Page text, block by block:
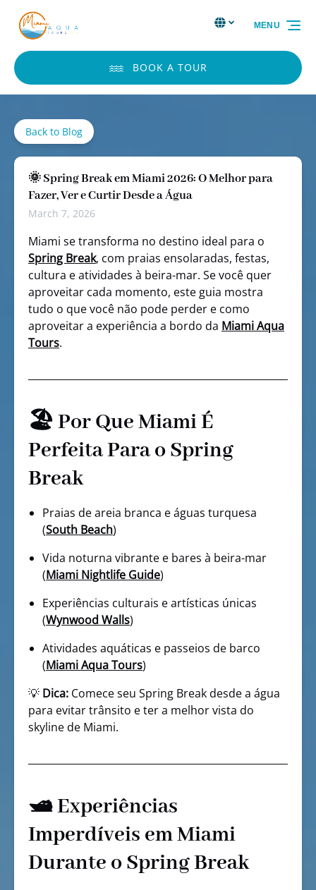
Skip to primary navigation
Skip to content
Skip to footer
Select
your
Select Language▼
BOOK A TOUR
MENU
Back to Blog
🌞 Spring Break em Miami 2026: O Melhor para
Fazer, Ver e Curtir Desde a Água
March 7, 2026
Miami se transforma no destino ideal para o
Spring Break, com praias ensolaradas, festas,
cultura e atividades à beira-mar. Se você quer
aproveitar cada momento, este guia mostra
tudo o que você não pode perder e como
aproveitar a experiência a bordo da Miami Aqua
Tours.
🏖️ Por Que Miami É
Perfeita Para o Spring
Break
Praias de areia branca e águas turquesa
(South Beach)
Vida noturna vibrante e bares à beira-mar
(Miami Nightlife Guide)
Experiências culturais e artísticas únicas
(Wynwood Walls)
Atividades aquáticas e passeios de barco
(Miami Aqua Tours)
💡 Dica: Comece seu Spring Break desde a água
para evitar trânsito e ter a melhor vista do
skyline de Miami.
🛥️ Experiências
Imperdíveis em Miami
Durante o Spring Break